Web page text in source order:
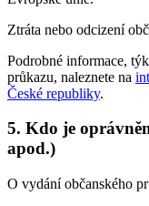
Ztráta nebo odcizení
Podrobné informace,
průkazu, naleznete na
České republiky.
5. Kdo je
apod.)
O vydání občanského